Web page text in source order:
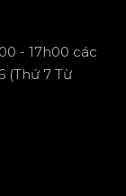
- 17h00 các
(Thứ 7 Từ